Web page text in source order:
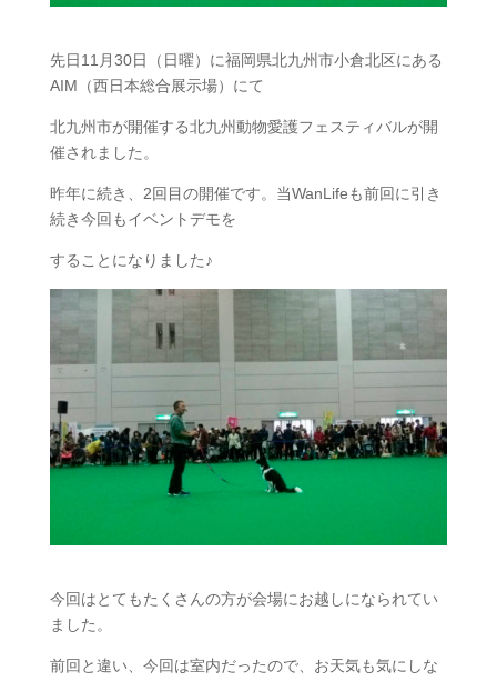
先日11月30日（日曜）に福岡県北九州市小倉北区にある
AIM（西日本総合展示場）にて
北九州市が開催する北九州動物愛護フェスティバルが開
催されました。
昨年に続き、2回目の開催です。当WanLifeも前回に引き
続き今回もイベントデモを
することになりました♪
今回はとてもたくさんの方が会場にお越しになられてい
ました。
前回と違い、今回は室内だったので、お天気も気にしな